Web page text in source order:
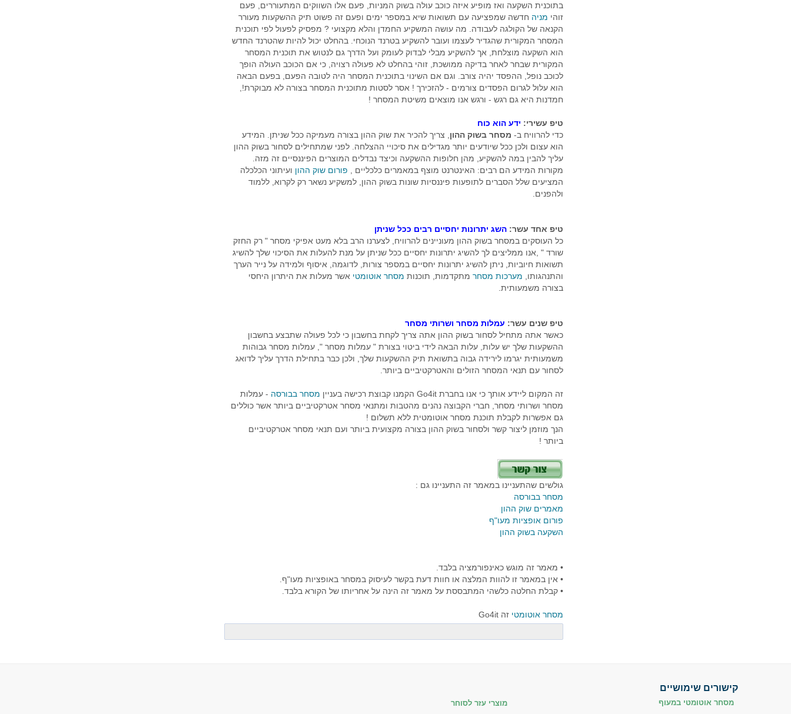
בתוכנית השקעה ואז מופיע איזה כוכב עולה בשוק המניות, פעם אלו השווקים המתעוררים, פעם
זוהי מניה חדשה שמפציעה עם תשואות שיא במספר ימים ופעם זה פשוט תיק ההשקעות מעורר
הקנאה של הקולגה לעבודה. מה עושה המשקיע החמדן והלא מקצועי ? מפסיק לפעול לפי תוכנית
המסחר המקורית שהגדיר לעצמו ועובר להשקיע בטרנד הנוכחי. בהחלט יכול להיות שהטרנד החדש
הוא השקעה מוצלחת, אך להשקיע מבלי לבדוק לעומק ועל הדרך גם לנטוש את תוכנית המסחר
המקורית שבחר לאחר בדיקה ממושכת, זוהי בהחלט לא פעולה רצויה, כי אם הכוכב העולה הופך
לכוכב נופל, ההפסד יהיה צורב. וגם אם השינוי בתוכנית המסחר היה לטובה הפעם, בפעם הבאה
הוא עלול לגרום הפסדים צורמים - להזכירך ! אסר לסטות מתוכנית המסחר בצורה לא מבוקרת!,
חמדנות היא גם רגש - ורגש אנו מוצאים משיטת המסחר !
טיפ עשירי: ידע הוא כוח
כדי להרוויח ב- מסחר בשוק ההון , צריך להכיר את שוק ההון בצורה מעמיקה ככל שניתן. המידע
הוא עצום ולכן ככל שיודעים יותר מגדילים את סיכויי ההצלחה. לפני שמתחילים לסחור בשוק ההון
עליך להבין במה להשקיע, מהן חלופות ההשקעה וכיצד נבדלים המוצרים הפיננסיים זה מזה.
מקורות המידע הם רבים: האינטרנט מוצף במאמרים כלכליים , פורום שוק ההון ועיתוני הכלכלה
המציעים שלל הסברים לתופעות פיננסיות שונות בשוק ההון, למשקיע נשאר רק לקרוא, ללמוד
ולהפנים.
טיפ אחד עשר: השג יתרונות יחסיים רבים ככל שניתן
כל העוסקים במסחר בשוק ההון מעוניינים להרוויח, לצערנו הרב בלא מעט אפיקי מסחר " רק החזק
שורד " ,אנו ממליצים לך להשיג יתרונות יחסיים ככל שניתן על מנת להעלות את הסיכוי שלך להשיג
תשואות חיוביות, ניתן להשיג יתרונות יחסיים במספר צורות, לדוגמה, איסוף ולמידה על נייר הערך
והתנהגותו, מערכות מסחר מתקדמות, תוכנות מסחר אוטומטי אשר מעלות את היתרון היחסי
בצורה משמעותית.
טיפ שנים עשר: עמלות מסחר ושרותי מסחר
כאשר אתה מתחיל לסחור בשוק ההון אתה צריך לקחת בחשבון כי לכל פעולה שתבצע בחשבון
ההשקעות שלך יש עלות, עלות הבאה לידי ביטוי בצורת " עמלות מסחר ", עמלות מסחר גבוהות
משמעותית יגרמו לירידה גבוה בתשואת תיק ההשקעות שלך, ולכן כבר בתחילת הדרך עליך לדואג
לסחור עם תנאי המסחר הזולים והאטרקטיביים ביותר.
זה המקום ליידע אותך כי אנו בחברת Go4it הקמנו קבוצת רכישה בעניין מסחר בבורסה - עמלות
מסחר ושרותי מסחר, חברי הקבוצה נהנים מהטבות ומתנאי מסחר אטרקטיביים ביותר אשר כוללים
גם אפשרות לקבלת תוכנת מסחר אוטומטית ללא תשלום !
הנך מוזמן ליצור קשר ולסחור בשוק ההון בצורה מקצועית ביותר ועם תנאי מסחר אטרקטיביים
ביותר !
גולשים שהתעניינו במאמר זה התעניינו גם :
מסחר בבורסה
מאמרים שוק ההון
פורום אופציות מעו"ף
השקעה בשוק ההון
• מאמר זה מוגש כאינפורמציה בלבד.
• אין במאמר זו להוות המלצה או חוות דעת בקשר לעיסוק במסחר באופציות מעו"ף.
• קבלת החלטה כלשהי המתבססת על מאמר זה הינה על אחריותו של הקורא בלבד.
מסחר אוטומטי זה Go4it
קישורים שימושיים
מסחר אוטומטי במעוף מוצרי עזר לסוחר